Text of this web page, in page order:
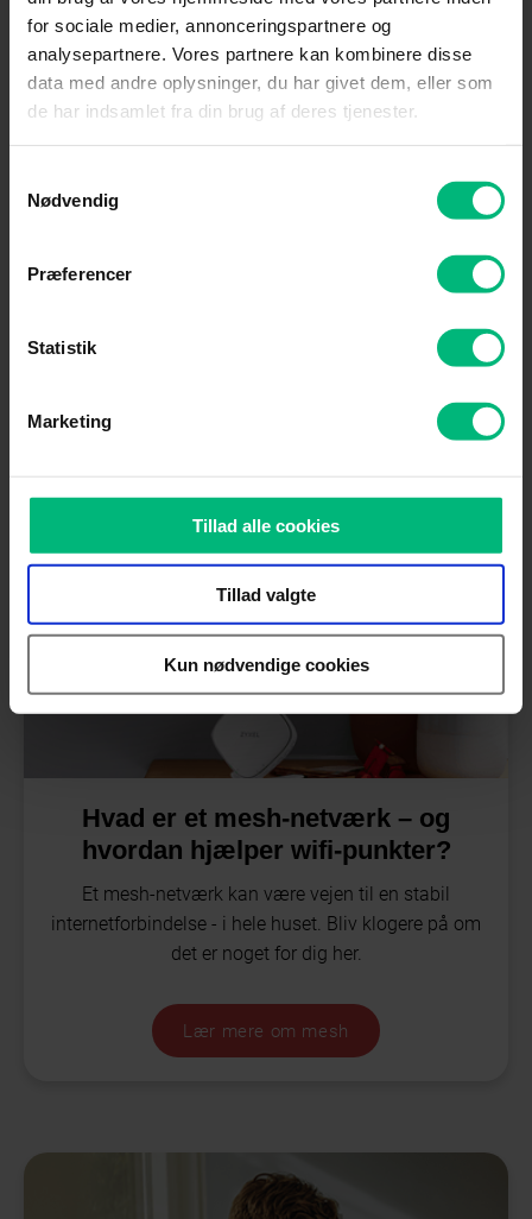
for sociale medier, annonceringspartnere og
analysepartnere. Vores partnere kan kombinere disse
data med andre oplysninger, du har givet dem, eller som
de har indsamlet fra din brug af deres tjenester.
Nødvendig
Præferencer
Statistik
Marketing
Tillad alle cookies
Tillad valgte
Kun nødvendige cookies
Bedste internet til gaming
Vil du game uden lag og irriterende afbrydelser? Se
hvad der skal til for at få et stabilt og hurtigt internet,
Hvad er et mesh-netværk – og
hvordan hjælper wifi-punkter?
Et mesh-netværk kan være vejen til en stabil
internetforbindelse - i hele huset. Bliv klogere på om
det er noget for dig her.
Lær mere om mesh